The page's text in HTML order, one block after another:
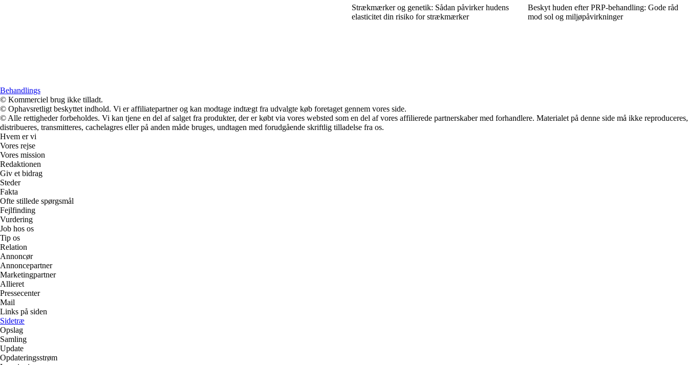
Strækmærker og genetik: Sådan påvirker hudens
elasticitet din risiko for strækmærker
Beskyt huden efter PRP-behandling: Gode råd
mod sol og miljøpåvirkninger
Behandlings
© Kommerciel brug ikke tilladt.
© Ophavsretligt beskyttet indhold. Vi er affiliatepartner og kan modtage indtægt fra udvalgte køb foretaget gennem vores side.
© Alle rettigheder forbeholdes. Vi kan tjene en del af salget fra produkter, der er købt via vores websted som en del af vores affilierede partnerskaber med forhandlere. Materialet på denne side må ikke reproduceres,
distribueres, transmitteres, cachelagres eller på anden måde bruges, undtagen med forudgående skriftlig tilladelse fra os.
Hvem er vi
Vores rejse
Vores mission
Redaktionen
Giv et bidrag
Steder
Fakta
Ofte stillede spørgsmål
Fejlfinding
Vurdering
Job hos os
Tip os
Relation
Annoncør
Annoncepartner
Marketingpartner
Allieret
Pressecenter
Mail
Links på siden
Sidetræ
Opslag
Samling
Update
Opdateringsstrøm